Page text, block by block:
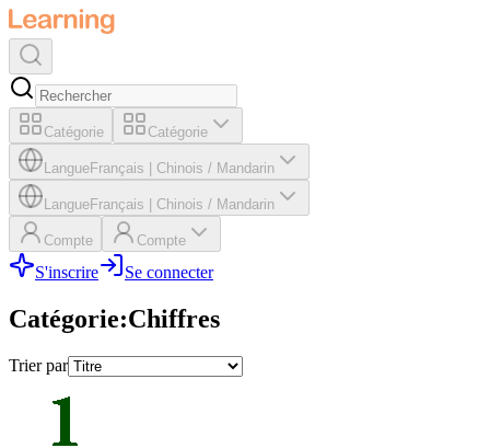
Catégorie Catégorie
LangueFrançais Chinois / Mandarin
LangueFrançais Chinois / Mandarin
Compte Compte
S'inscrire Se connecter
Catégorie:Chiffres
Trier par